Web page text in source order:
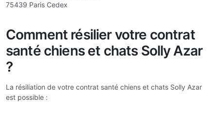
75439 Paris Cedex
Comment résilier votre contrat
santé chiens et chats Solly Azar
?
La résiliation de votre contrat santé chiens et chats Solly Azar
est possible :